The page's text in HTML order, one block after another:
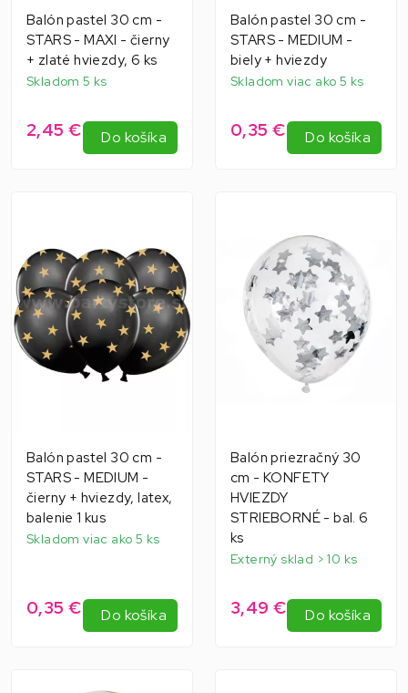
Balón pastel 30 cm -
STARS - MAXI - čierny
+ zlaté hviezdy, 6 ks
Skladom 5 ks
2,45 € Do košíka
Balón pastel 30 cm -
STARS - MEDIUM -
biely + hviezdy
Skladom viac ako 5 ks
0,35 € Do košíka
Balón pastel 30 cm -
STARS - MEDIUM -
čierny + hviezdy, latex,
balenie 1 kus
Skladom viac ako 5 ks
0,35 € Do košíka
Balón priezračný 30
cm - KONFETY
HVIEZDY
STRIEBORNÉ - bal. 6
ks
Externý sklad > 10 ks
3,49 € Do košíka